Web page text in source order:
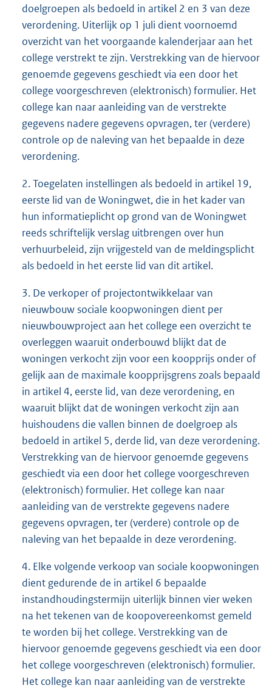
doelgroepen als bedoeld in artikel 2 en 3 van deze
verordening. Uiterlijk op 1 juli dient voornoemd
overzicht van het voorgaande kalenderjaar aan het
college verstrekt te zijn. Verstrekking van de hiervoor
genoemde gegevens geschiedt via een door het
college voorgeschreven (elektronisch) formulier. Het
college kan naar aanleiding van de verstrekte
gegevens nadere gegevens opvragen, ter (verdere)
controle op de naleving van het bepaalde in deze
verordening.
2. Toegelaten instellingen als bedoeld in artikel 19,
eerste lid van de Woningwet, die in het kader van
hun informatieplicht op grond van de Woningwet
reeds schriftelijk verslag uitbrengen over hun
verhuurbeleid, zijn vrijgesteld van de meldingsplicht
als bedoeld in het eerste lid van dit artikel.
3. De verkoper of projectontwikkelaar van
nieuwbouw sociale koopwoningen dient per
nieuwbouwproject aan het college een overzicht te
overleggen waaruit onderbouwd blijkt dat de
woningen verkocht zijn voor een koopprijs onder of
gelijk aan de maximale koopprijsgrens zoals bepaald
in artikel 4, eerste lid, van deze verordening, en
waaruit blijkt dat de woningen verkocht zijn aan
huishoudens die vallen binnen de doelgroep als
bedoeld in artikel 5, derde lid, van deze verordening.
Verstrekking van de hiervoor genoemde gegevens
geschiedt via een door het college voorgeschreven
(elektronisch) formulier. Het college kan naar
aanleiding van de verstrekte gegevens nadere
gegevens opvragen, ter (verdere) controle op de
naleving van het bepaalde in deze verordening.
4. Elke volgende verkoop van sociale koopwoningen
dient gedurende de in artikel 6 bepaalde
instandhoudingstermijn uiterlijk binnen vier weken
na het tekenen van de koopovereenkomst gemeld
te worden bij het college. Verstrekking van de
hiervoor genoemde gegevens geschiedt via een door
het college voorgeschreven (elektronisch) formulier.
Het college kan naar aanleiding van de verstrekte